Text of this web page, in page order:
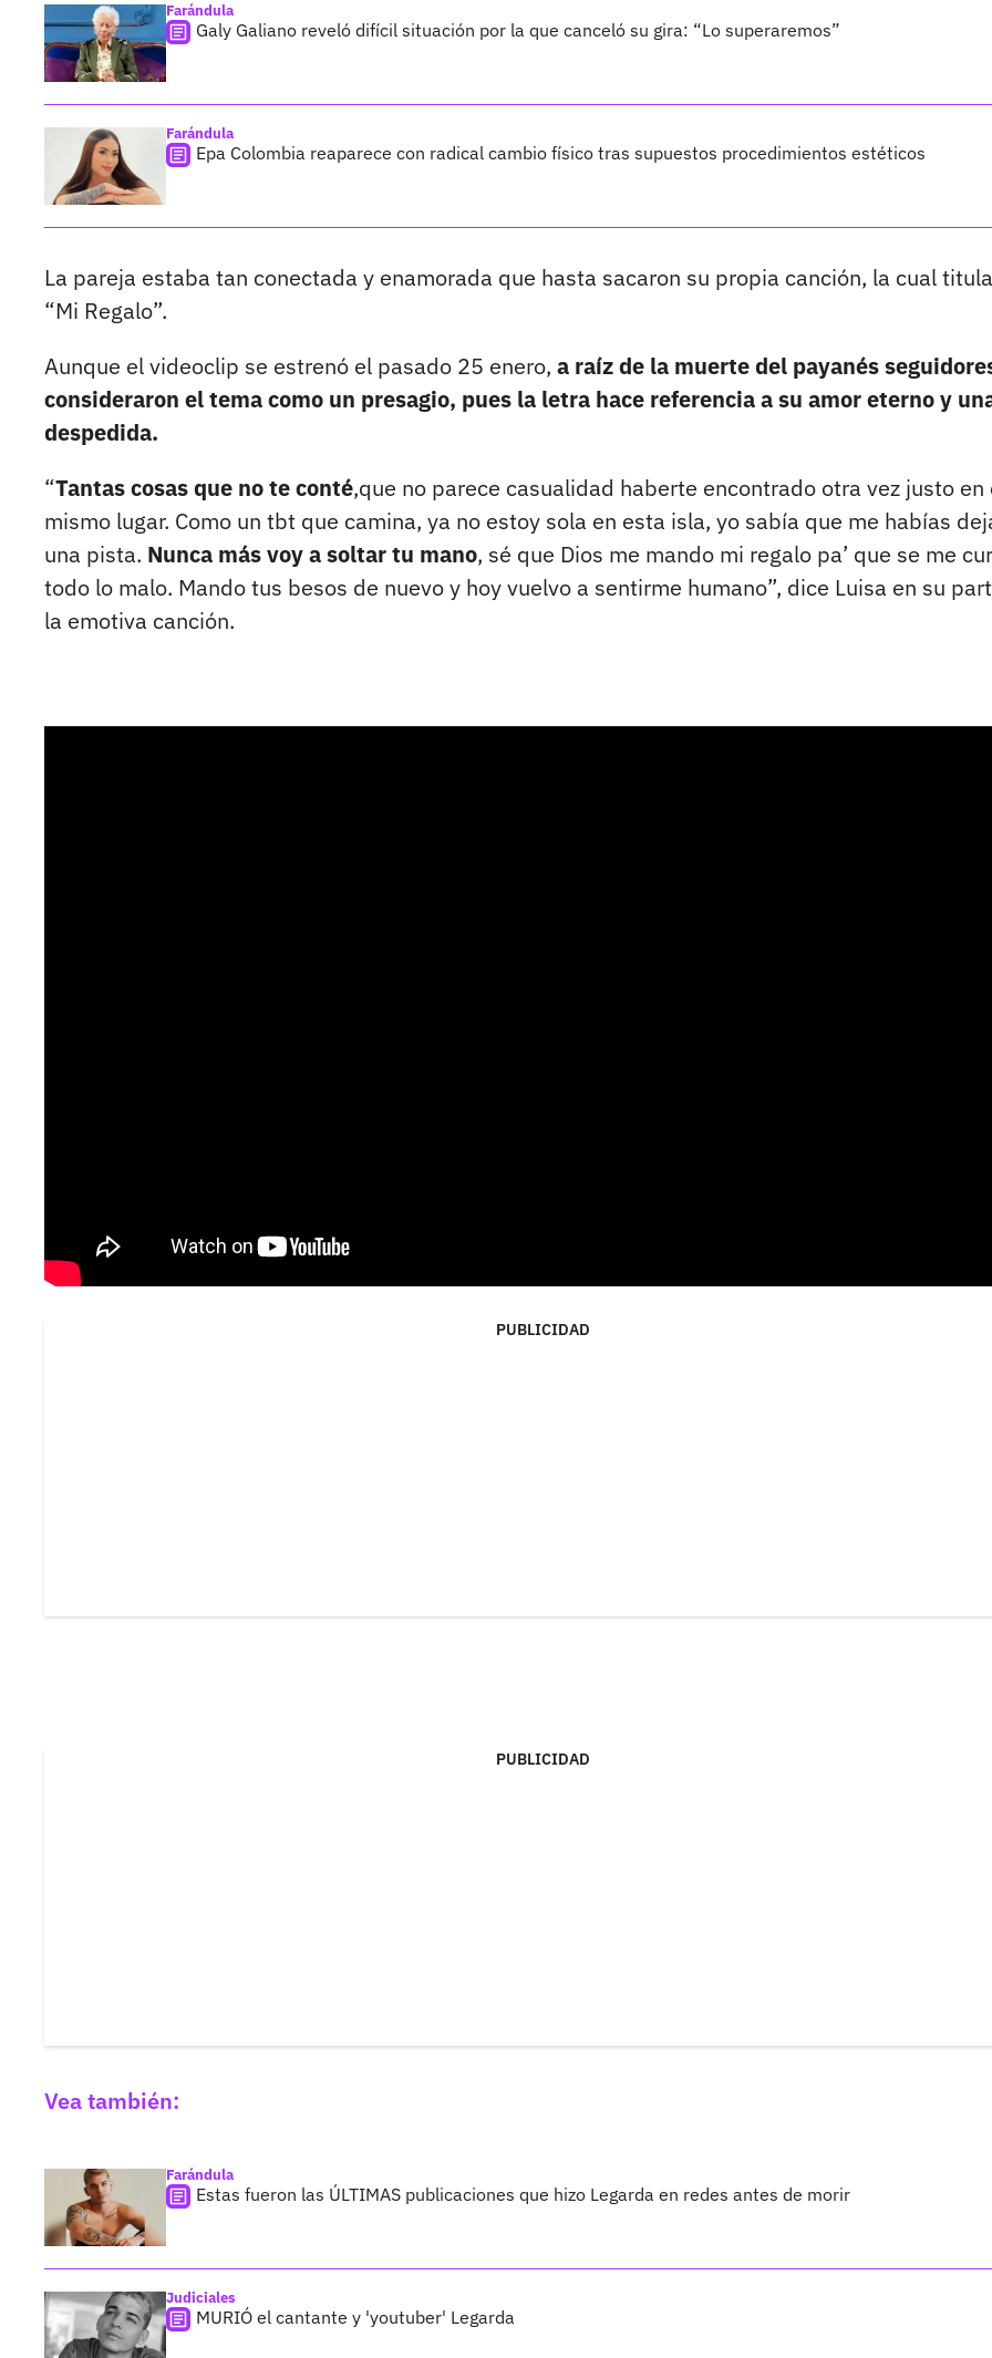
Farándula
Galy Galiano reveló difícil situación por la que canceló su gira: “Lo superaremos”
Farándula
Epa Colombia reaparece con radical cambio físico tras supuestos procedimientos estéticos
La pareja estaba tan conectada y enamorada que hasta sacaron su propia canción, la cual
“Mi Regalo”.
Aunque el videoclip se estrenó el pasado 25 enero, a raíz de la muerte del payanés
consideraron el tema como un presagio, pues la letra hace referencia a su amor eterno y
despedida.
“Tantas cosas que no te conté,que no parece casualidad haberte encontrado otra vez justo en
mismo lugar. Como un tbt que camina, ya no estoy sola en esta isla, yo sabía que me habías
una pista. Nunca más voy a soltar tu mano, sé que Dios me mando mi regalo pa’ que se me
todo lo malo. Mando tus besos de nuevo y hoy vuelvo a sentirme humano”, dice Luisa en su
la emotiva canción.
PUBLICIDAD
PUBLICIDAD
Vea también:
Farándula
Estas fueron las ÚLTIMAS publicaciones que hizo Legarda en redes antes de morir
Judiciales
MURIÓ el cantante y 'youtuber' Legarda